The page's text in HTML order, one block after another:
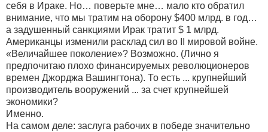
себя в Ираке. Но… поверьте мне… мало кто обратил
внимание, что мы тратим на оборону $400 млрд. в год…
а задушенный санкциями Ирак тратит $ 1 млрд.
Американцы изменили расклад сил во II мировой войне.
«Величайшее поколение»? Возможно. (Лично я
предпочитаю плохо финансируемых революционеров
времен Джорджа Вашингтона). То есть ... крупнейший
производитель вооружений ... за счет крупнейшей
экономики?
Именно.
На самом деле: заслуга рабочих в победе значительно